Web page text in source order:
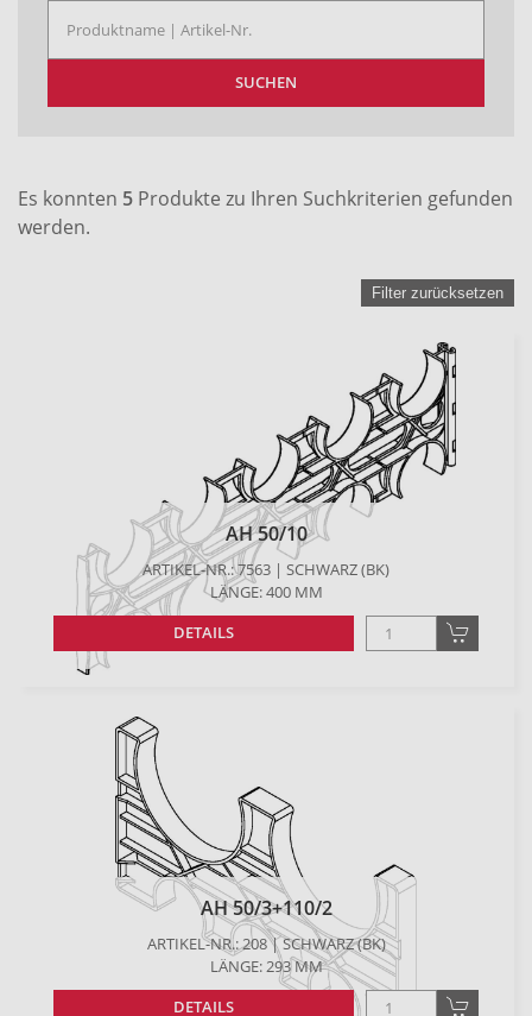
SUCHEN
Es konnten 5 Produkte zu Ihren Suchkriterien gefunden
werden.
Filter zurücksetzen
AH 50/10
ARTIKEL-NR.: 7563 | SCHWARZ (BK)
LÄNGE: 400 MM
DETAILS
AH 50/3+110/2
ARTIKEL-NR.: 208 | SCHWARZ (BK)
LÄNGE: 293 MM
DETAILS